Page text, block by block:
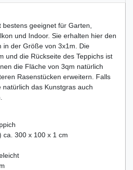
geeignet für Garten,
und Indoor. Sie erhalten hier den
in der Größe von 3x1m. Die
und die Rückseite des Teppichs ist
die Fläche von 3qm natürlich
Rasenstücken erweitern. Falls
das Kunstgras auch
ca. 300 x 100 x 1 cm